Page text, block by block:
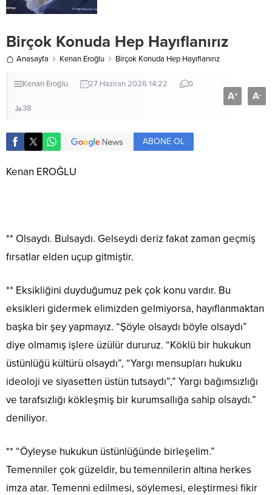
Birçok Konuda Hep Hayıflanırız
Anasayfa Kenan Eroğlu Birçok Konuda Hep Hayıflanırız
Kenan Eroğlu 27 Haziran 2026 14:22 0
38
A+ A-
ABONE OL
Kenan EROĞLU
** Olsaydı. Bulsaydı. Gelseydi deriz fakat zaman geçmiş
fırsatlar elden uçup gitmiştir.
** Eksikliğini duyduğumuz pek çok konu vardır. Bu
eksikleri gidermek elimizden gelmiyorsa, hayıflanmaktan
başka bir şey yapmayız. “Şöyle olsaydı böyle olsaydı”
diye olmamış işlere üzülür dururuz. “Köklü bir hukukun
üstünlüğü kültürü olsaydı”, “Yargı mensupları hukuku
ideoloji ve siyasetten üstün tutsaydı”,” Yargı bağımsızlığı
ve tarafsızlığı kökleşmiş bir kurumsallığa sahip olsaydı.”
deniliyor.
** “Öyleyse hukukun üstünlüğünde birleşelim.”
Temenniler çok güzeldir, bu temennilerin altına herkes
imza atar. Temenni edilmesi, söylemesi, eleştirmesi fikir